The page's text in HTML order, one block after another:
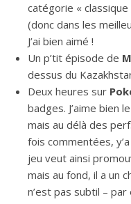
catégorie « classique
(donc dans les
J’ai bien aimé !
Un p’tit épisode de
dessus du
Deux heures sur
badges. J’aime bien
mais au délà des
fois commentées,
jeu veut ainsi
mais au fond, il a un
n’est pas subtil – par